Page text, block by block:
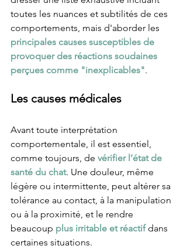
toutes les nuances et subtilités de ces
comportements, mais d'aborder les
principales causes susceptibles de
provoquer des réactions soudaines
perçues comme "inexplicables".
Les causes médicales
Avant toute interprétation
comportementale, il est essentiel,
comme toujours, de vérifier l’état de
santé du chat. Une douleur, même
légère ou intermittente, peut altérer sa
tolérance au contact, à la manipulation
ou à la proximité, et le rendre
beaucoup plus irritable et réactif dans
certaines situations.